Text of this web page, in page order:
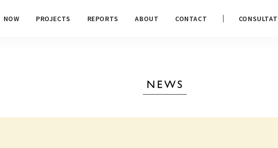
NOW PROJECTS REPORTS ABOUT CONTACT